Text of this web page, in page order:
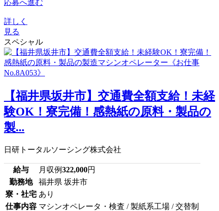
応募へ進む
詳しく
見る
スペシャル
【福井県坂井市】交通費全額支給！未経
験OK！寮完備！感熱紙の原料・製品の
製...
日研トータルソーシング株式会社
給与 月収例322,000円
勤務地
福井県 坂井市
寮・社宅 あり
仕事内容 マシンオペレータ・検査 / 製紙系工場 / 交替制